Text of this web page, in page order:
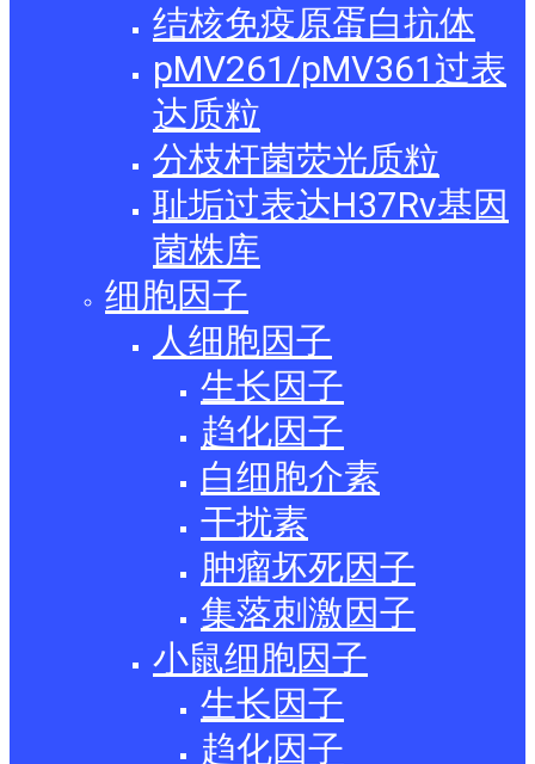
结核免疫原蛋白抗体
pMV261/pMV361过表
达质粒
分枝杆菌荧光质粒
耻垢过表达H37Rv基因
菌株库
细胞因子
人细胞因子
生长因子
趋化因子
白细胞介素
干扰素
肿瘤坏死因子
集落刺激因子
小鼠细胞因子
生长因子
趋化因子